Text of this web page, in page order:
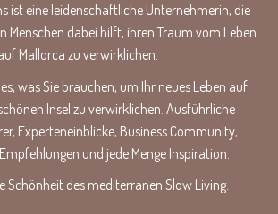
ist eine leidenschaftliche Unternehmerin, die
Menschen dabei hilft, ihren Traum vom Leben
Mallorca zu verwirklichen.
was Sie brauchen, um Ihr neues Leben auf
Insel zu verwirklichen. Ausführliche
Experteneinblicke, Business Community,
und jede Menge Inspiration.
Schönheit des mediterranen Slow Living.